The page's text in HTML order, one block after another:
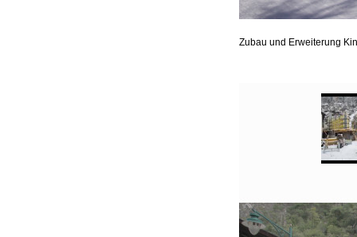
Zubau und Erweiterung